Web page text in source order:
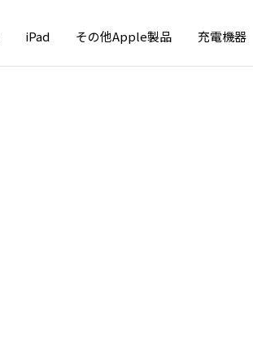
iPad その他Apple製品 充電機器